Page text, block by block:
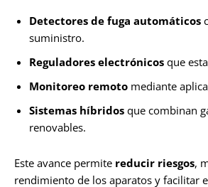
Detectores de fuga automáticos
suministro.
Reguladores electrónicos que
Monitoreo remoto mediante
Sistemas híbridos que combinan
renovables.
Este avance permite reducir riesgos,
rendimiento de los aparatos y facilitar